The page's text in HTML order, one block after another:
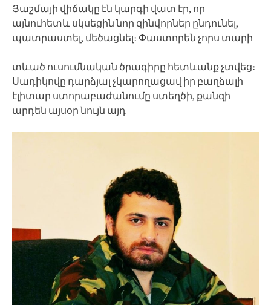
Յաշմայի վիճակը էն կարգի վատ էր, որ
այնուհետև սկսեցին նոր զինվորներ ընդունել,
պատրաստել, մեծացնել։ Փաստորեն չորս տարի
տևած ուսումնական ծրագիրը հետևանք չտվեց։
Սադիկովը դարձյալ չկարողացավ իր բաղձալի
էլիտար ստորաբաժանումը ստեղծի, քանզի
արդեն այսօր նույն այդ